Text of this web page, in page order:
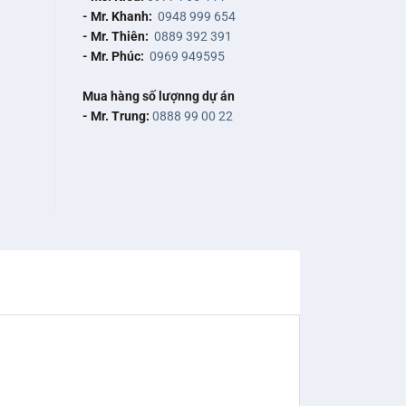
- Mr. Khanh: 0948 999 654
- Mr. Thiên: 0889 392 391
- Mr. Phúc: 0969 949595
Mua hàng số lượnng dự án
- Mr. Trung: 0888 99 00 22